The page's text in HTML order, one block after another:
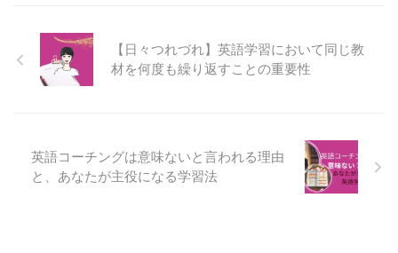
【日々つれづれ】英語学習において同じ教
材を何度も繰り返すことの重要性
英語コーチングは意味ないと言われる理由
と、あなたが主役になる学習法